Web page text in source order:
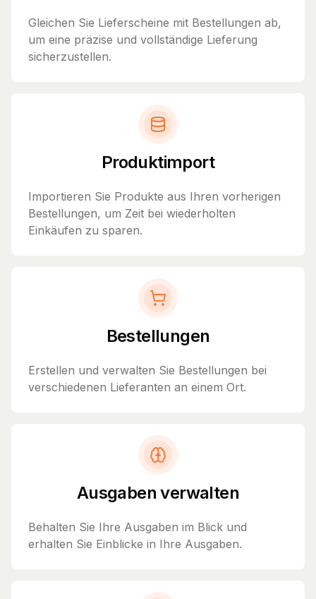
Gleichen Sie Lieferscheine mit Bestellungen ab,
um eine präzise und vollständige Lieferung
sicherzustellen.
Produktimport
Importieren Sie Produkte aus Ihren vorherigen
Bestellungen, um Zeit bei wiederholten
Einkäufen zu sparen.
Bestellungen
Erstellen und verwalten Sie Bestellungen bei
verschiedenen Lieferanten an einem Ort.
Ausgaben verwalten
Behalten Sie Ihre Ausgaben im Blick und
erhalten Sie Einblicke in Ihre Ausgaben.